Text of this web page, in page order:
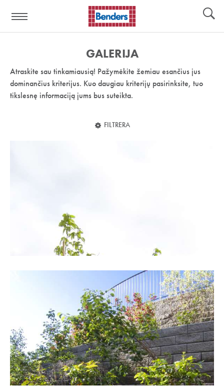
nuoroda:
GALERIJA
Atraskite sau tinkamiausią! Pažymėkite žemiau esančius jus
dominančius kriterijus. Kuo daugiau kriterijų pasirinksite, tuo
tikslesnę informaciją jums bus suteikta.
FILTRERA